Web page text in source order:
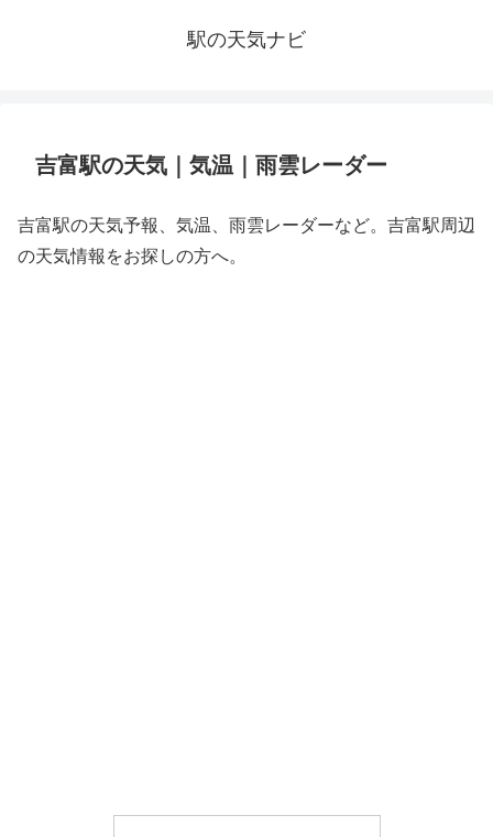
駅の天気ナビ
吉富駅の天気｜気温｜雨雲レーダー
吉富駅の天気予報、気温、雨雲レーダーなど。吉富駅周辺
の天気情報をお探しの方へ。